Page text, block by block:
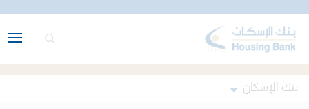
بنك الإسكان